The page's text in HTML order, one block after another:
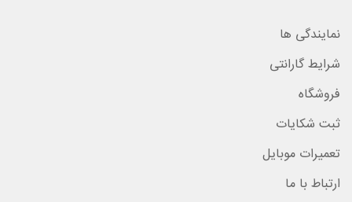
نمایندگی ها
شرایط گارانتی
فروشگاه
ثبت شکایات
تعمیرات موبایل
ارتباط با ما